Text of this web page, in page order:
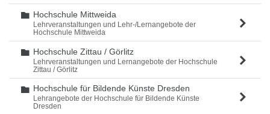
Ordner
Hochschule Mittweida
Lehrveranstaltungen und Lehr-/Lernangebote der
Hochschule Mittweida
Ordner
Hochschule Zittau / Görlitz
Lehrveranstaltungen und Lernangebote der Hochschule
Zittau / Görlitz
Ordner
Hochschule für Bildende Künste Dresden
Lehrangebote der Hochschule für Bildende Künste
Dresden